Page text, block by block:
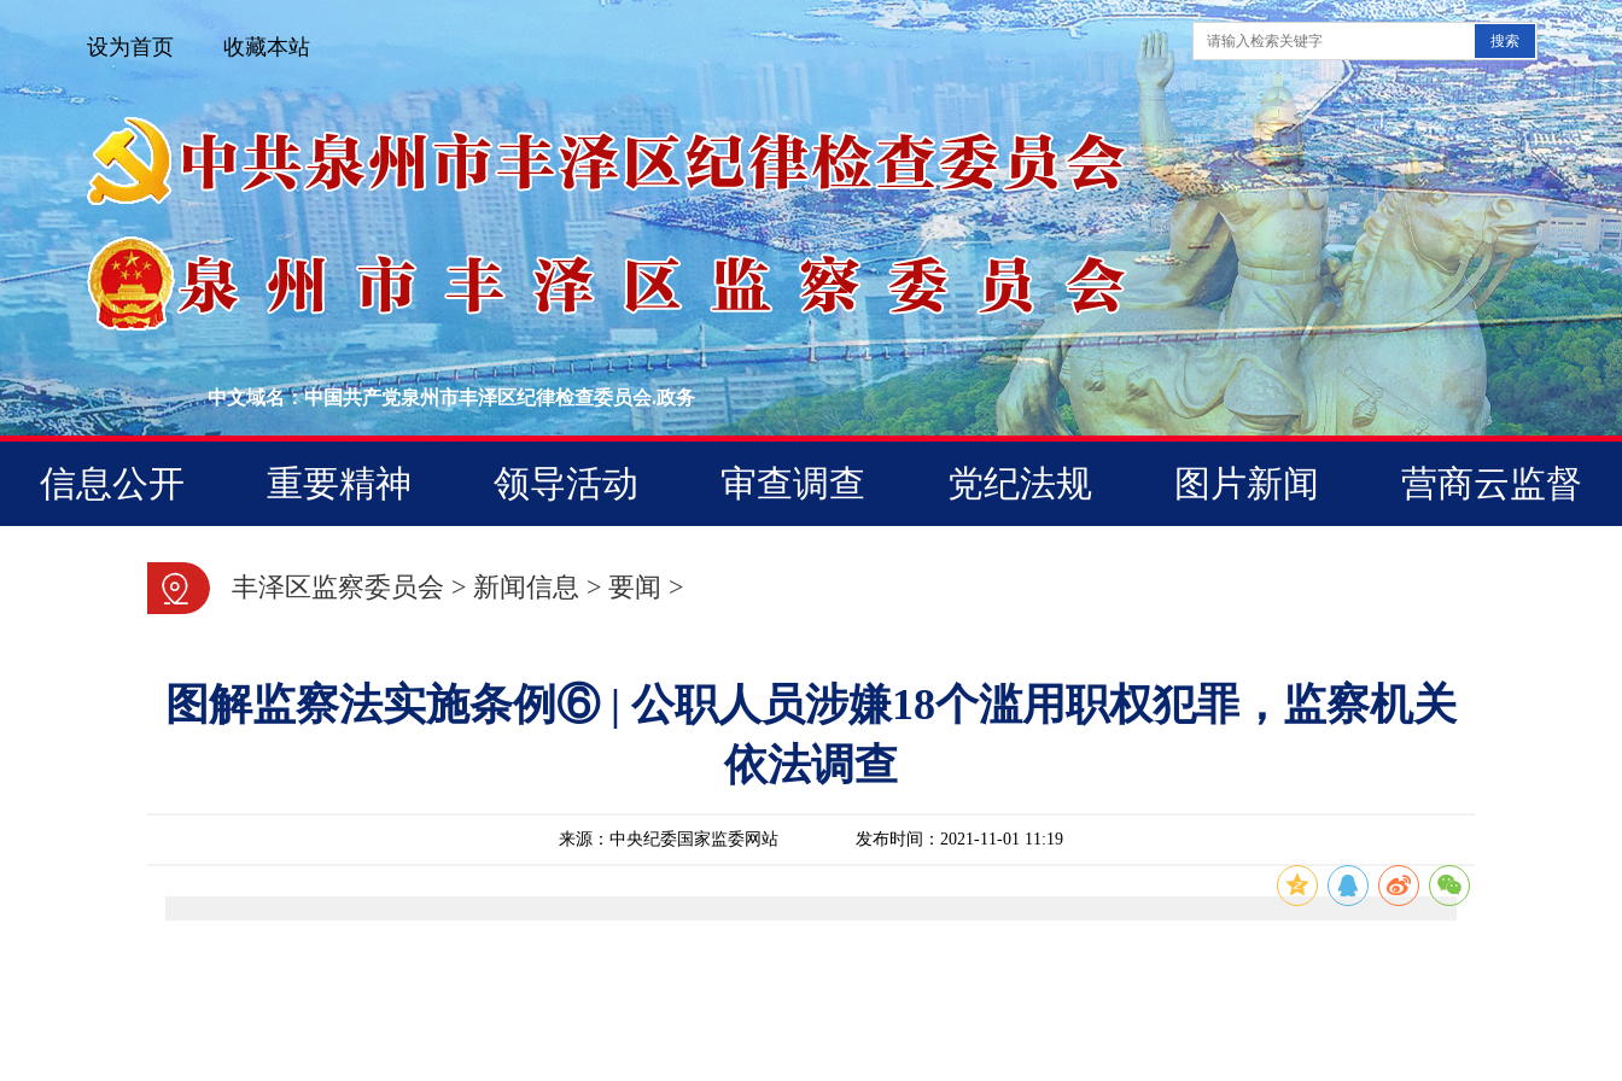
设为首页 收藏本站
中文域名：中国共产党泉州市丰泽区纪律检查委员会.政务
信息公开 重要精神 领导活动 审查调查 党纪法规 图片新闻 营商云监督
丰泽区监察委员会 > 新闻信息 > 要闻 >
图解监察法实施条例⑥ | 公职人员涉嫌18个滥用职权犯罪，监察机关
依法调查
来源：中央纪委国家监委网站 发布时间：2021-11-01 11:19